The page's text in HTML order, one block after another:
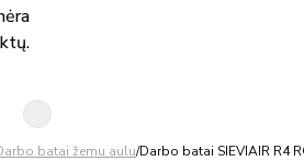
batai žemu aulu/Darbo batai SIEVIAIR R4